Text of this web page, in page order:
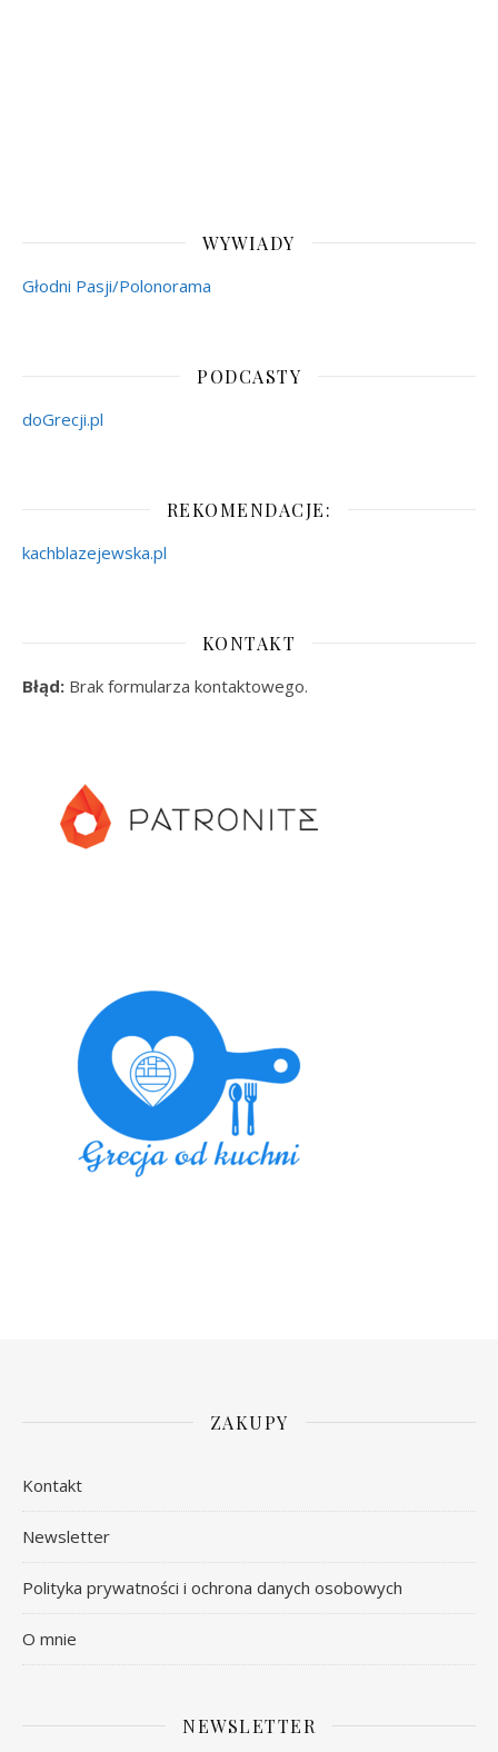
WYWIADY
Głodni Pasji/Polonorama
PODCASTY
doGrecji.pl
REKOMENDACJE:
kachblazejewska.pl
KONTAKT
Błąd: Brak formularza kontaktowego.
ZAKUPY
Kontakt
Newsletter
Polityka prywatności i ochrona danych osobowych
O mnie
NEWSLETTER